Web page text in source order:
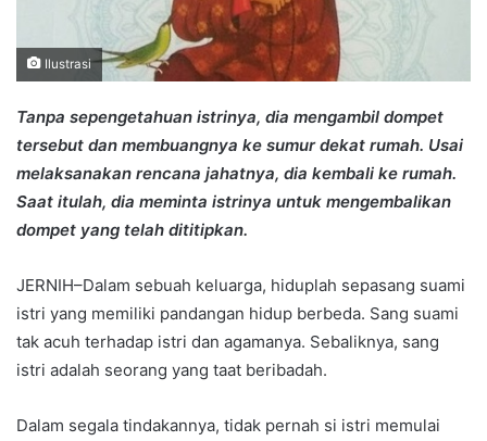
Ilustrasi
Tanpa sepengetahuan istrinya, dia mengambil dompet
tersebut dan membuangnya ke sumur dekat rumah. Usai
melaksanakan rencana jahatnya, dia kembali ke rumah.
Saat itulah, dia meminta istrinya untuk mengembalikan
dompet yang telah dititipkan.
JERNIH–Dalam sebuah keluarga, hiduplah sepasang suami
istri yang memiliki pandangan hidup berbeda. Sang suami
tak acuh terhadap istri dan agamanya. Sebaliknya, sang
istri adalah seorang yang taat beribadah.
Dalam segala tindakannya, tidak pernah si istri memulai